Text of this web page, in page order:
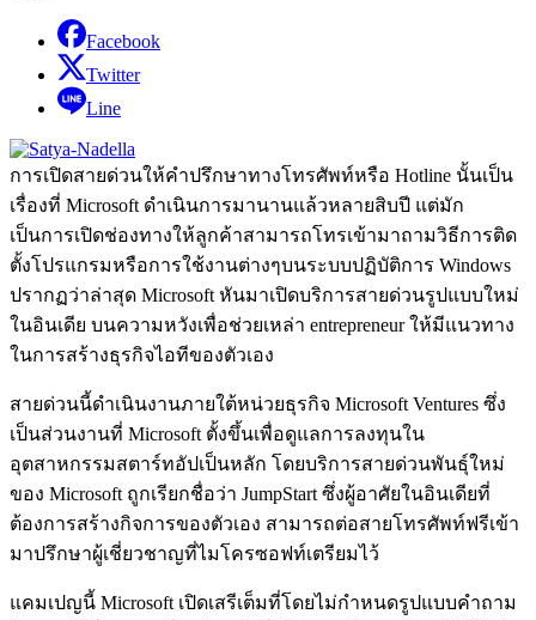
Facebook
Twitter
Line
การเปิดสายด่วนให้คำปรึกษาทางโทรศัพท์หรือ Hotline นั้นเป็น
เรื่องที่ Microsoft ดำเนินการมานานแล้วหลายสิบปี แต่มัก
เป็นการเปิดช่องทางให้ลูกค้าสามารถโทรเข้ามาถามวิธีการติด
ตั้งโปรแกรมหรือการใช้งานต่างๆบนระบบปฏิบัติการ Windows
ปรากฏว่าล่าสุด Microsoft หันมาเปิดบริการสายด่วนรูปแบบใหม่
ในอินเดีย บนความหวังเพื่อช่วยเหล่า entrepreneur ให้มีแนวทาง
ในการสร้างธุรกิจไอทีของตัวเอง
สายด่วนนี้ดำเนินงานภายใต้หน่วยธุรกิจ Microsoft Ventures ซึ่ง
เป็นส่วนงานที่ Microsoft ตั้งขึ้นเพื่อดูแลการลงทุนใน
อุตสาหกรรมสตาร์ทอัปเป็นหลัก โดยบริการสายด่วนพันธุ์ใหม่
ของ Microsoft ถูกเรียกชื่อว่า JumpStart ซึ่งผู้อาศัยในอินเดียที่
ต้องการสร้างกิจการของตัวเอง สามารถต่อสายโทรศัพท์ฟรีเข้า
มาปรึกษาผู้เชี่ยวชาญที่ไมโครซอฟท์เตรียมไว้
แคมเปญนี้ Microsoft เปิดเสรีเต็มที่โดยไม่กำหนดรูปแบบคำถาม